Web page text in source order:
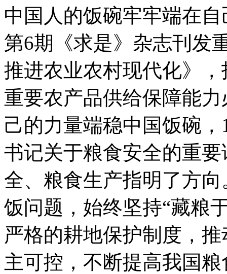
中国人的饭碗牢牢端在
第6期《求是》杂志刊发
推进农业农村现代化》
重要农产品供给保障能
己的力量端稳中国饭碗
书记关于粮食安全的重
全、粮食生产指明了方
饭问题，始终坚持“藏粮
严格的耕地保护制度，
主可控，不断提高我国